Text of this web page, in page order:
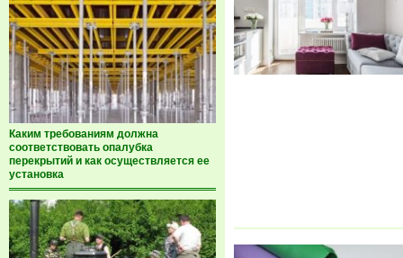
Каким требованиям должна
соответствовать опалубка
перекрытий и как осуществляется ее
установка